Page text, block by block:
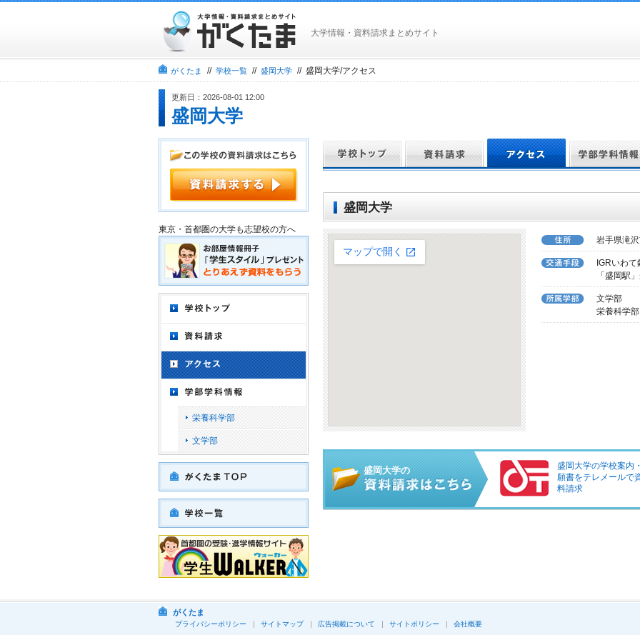
大学情報・資料請求まとめサイト
がくたま // 学校一覧 // 盛岡大学 // 盛岡大学/アクセス
更新日：2026-08-01 12:00
盛岡大学
盛岡大学
岩手県滝
IGRいわ
「盛岡駅
文学部
栄養科学部
盛岡大学の
盛岡大学の学校案内
願書をテレメールで
料請求
東京・首都圏の大学も志望校の方へ
栄養科学部
文学部
がくたま
プライバシーポリシー サイトマップ 広告掲載について サイトポリシー 会社概要